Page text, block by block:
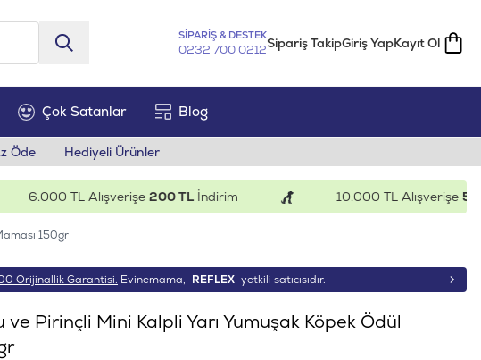
SİPARİŞ & DESTEK
0232 700 0212Sipariş TakipGiriş YapKayıt Ol
Çok Satanlar Blog
Öde Hediyeli Ürünler
6.000 TL Alışverişe200 TLİndirim 10.000 TL Alışverişe500 TL
150gr
Orijinallik Garantisi. Evinemama, REFLEX yetkili satıcısıdır.
ve Pirinçli Mini Kalpli Yarı Yumuşak Köpek Ödül